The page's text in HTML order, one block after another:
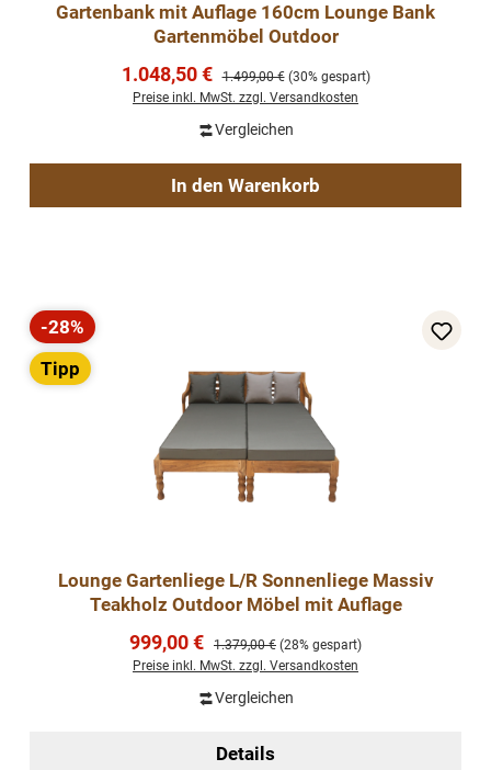
Gartenbank mit Auflage 160cm Lounge Bank
Gartenmöbel Outdoor
Verkaufspreis:
1.048,50 € Regulärer Preis:
1.499,00 € (30% gespart)
Preise inkl. MwSt. zzgl. Versandkosten
Vergleichen
In den Warenkorb
Rabatt
-28%
Tipp
Lounge Gartenliege L/R Sonnenliege Massiv
Teakholz Outdoor Möbel mit Auflage
Verkaufspreis:
999,00 € Regulärer Preis:
1.379,00 € (28% gespart)
Preise inkl. MwSt. zzgl. Versandkosten
Vergleichen
Details